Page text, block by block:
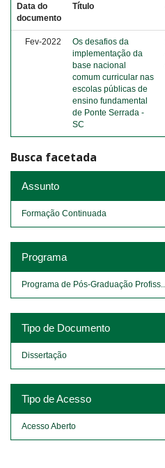
Data do
documento
Título
Fev-2022
Os desafios da
implementação da
base nacional
comum curricular nas
escolas públicas de
ensino fundamental
de Ponte Serrada -
SC
Busca facetada
Assunto
Formação Continuada
Programa
Programa de Pós-Graduação Profiss...
Tipo de Documento
Dissertação
Tipo de Acesso
Acesso Aberto